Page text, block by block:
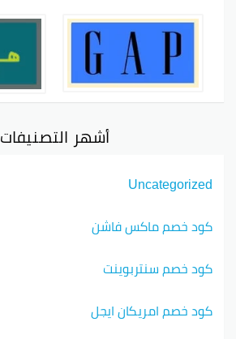
أشهر التصنيفات
Uncategorized
كود خصم ماكس فاشن
كود خصم سنتربوينت
كود خصم امريكان ايجل